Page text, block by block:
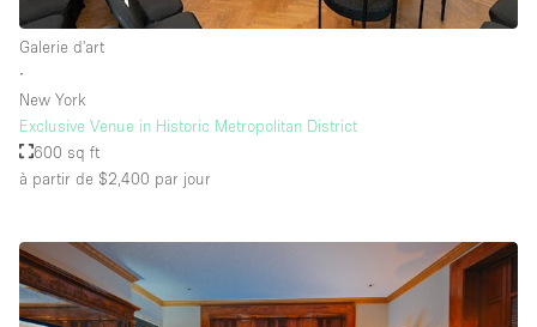
Galerie d'art
∙
New York
Exclusive Venue in Historic Metropolitan District
600 sq ft
à partir de $2,400 par jour